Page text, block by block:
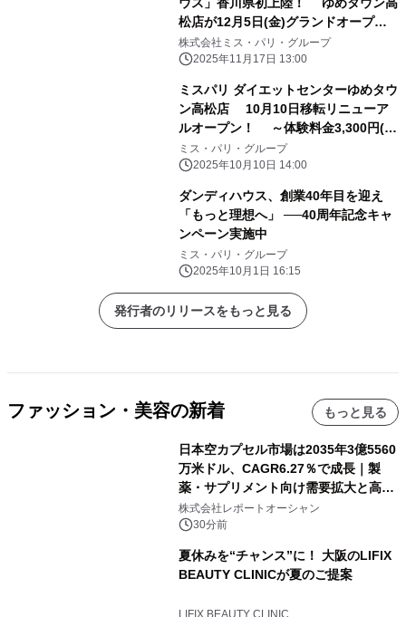
松店が12月5日(金)グランドオープ
ン！
株式会社ミス・パリ・グループ
2025年11月17日 13:00
ミスパリ ダイエットセンターゆめタウ
ン高松店 10月10日移転リニューア
ルオープン！ ～体験料金3,300円(税
込み)＋入会金0円キャンペーン実施～
ミス・パリ・グループ
2025年10月10日 14:00
ダンディハウス、創業40年目を迎え
「もっと理想へ」 ──40周年記念キャ
ンペーン実施中
ミス・パリ・グループ
2025年10月1日 16:15
発行者のリリースをもっと見る
ファッション・美容の新着 もっと見る
日本空カプセル市場は2035年3億5560
万米ドル、CAGR6.27％で成長｜製
薬・サプリメント向け需要拡大と高機
能化が市場を牽引
株式会社レポートオーシャン
30分前
夏休みを“チャンス”に！ 大阪のLIFIX
BEAUTY CLINICが夏のご提案
LIFIX BEAUTY CLINIC